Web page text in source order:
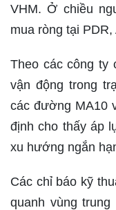
VHM. Ở chiều
mua ròng tại
Theo các công ty
vận động trong
các đường MA10
định cho thấy áp
xu hướng ngắn
Các chỉ báo kỹ
quanh vùng